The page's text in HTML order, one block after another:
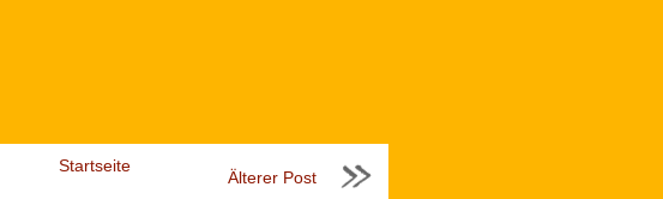
Älterer Post
Startseite